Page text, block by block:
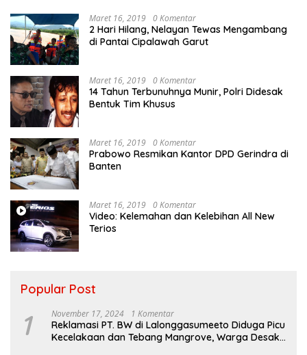
Maret 16, 2019 0 Komentar
2 Hari Hilang, Nelayan Tewas Mengambang
di Pantai Cipalawah Garut
Maret 16, 2019 0 Komentar
14 Tahun Terbunuhnya Munir, Polri Didesak
Bentuk Tim Khusus
Maret 16, 2019 0 Komentar
Prabowo Resmikan Kantor DPD Gerindra di
Banten
Maret 16, 2019 0 Komentar
Video: Kelemahan dan Kelebihan All New
Terios
Popular Post
1 November 17, 2024 1 Komentar
Reklamasi PT. BW di Lalonggasumeeto Diduga Picu
Kecelakaan dan Tebang Mangrove, Warga Desak